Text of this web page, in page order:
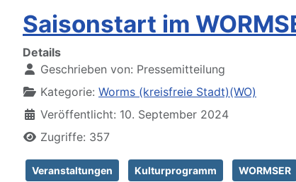
Saisonstart im
Details
Geschrieben von: Pressemitteilung
Kategorie: Worms (kreisfreie Stadt)(WO)
Veröffentlicht: 10. September 2024
Zugriffe: 357
Veranstaltungen Kulturprogramm WORMSER